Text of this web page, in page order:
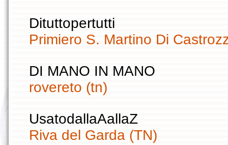
Dituttopertutti
Primiero S. Martino Di
DI MANO IN MANO
rovereto (tn)
UsatodallaAallaZ
Riva del Garda (TN)